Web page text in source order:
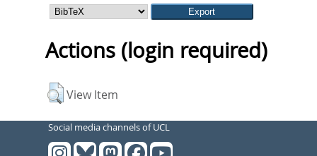
Actions (login required)
View Item
Social media channels of UCL